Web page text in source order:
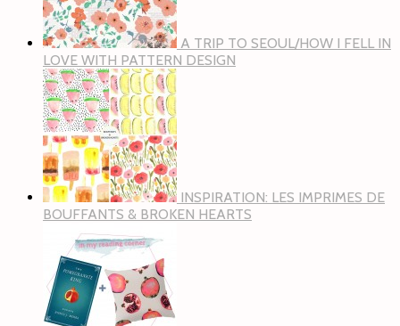
A TRIP TO SEOUL/HOW I FELL IN
LOVE WITH PATTERN DESIGN
INSPIRATION: LES IMPRIMES DE
BOUFFANTS & BROKEN HEARTS